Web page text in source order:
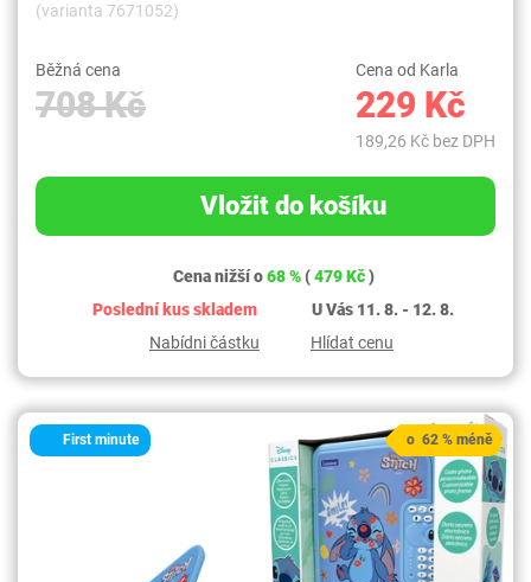
(varianta 7671052)
Běžná cena
708 Kč
Cena od Karla
229 Kč
189,26 Kč bez DPH
Vložit do košíku
Cena nižší o68 %(479 Kč)
Poslední kus skladem
U Vás 11. 8. - 12. 8.
Nabídni částku
Hlídat cenu
First minute o 62 % méně